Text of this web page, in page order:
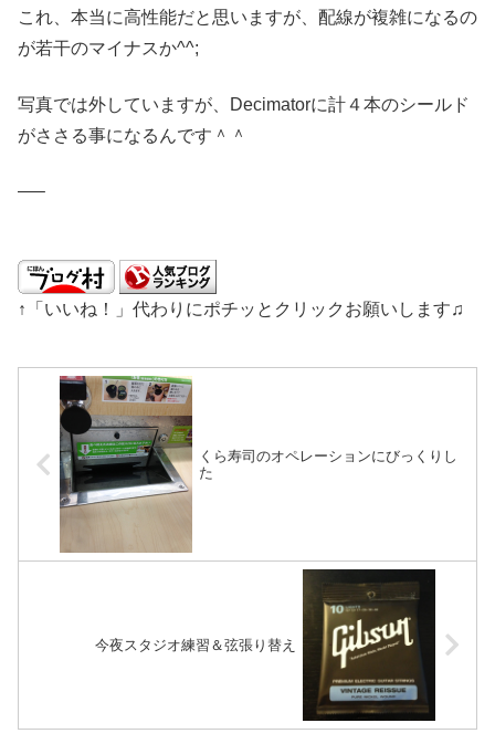
これ、本当に高性能だと思いますが、配線が複雑になるの
が若干のマイナスか^^;
写真では外していますが、Decimatorに計４本のシールド
がささる事になるんです＾＾
—–
↑「いいね！」代わりにポチッとクリックお願いします♫
くら寿司のオペレーションにびっくりし
た
今夜スタジオ練習＆弦張り替え